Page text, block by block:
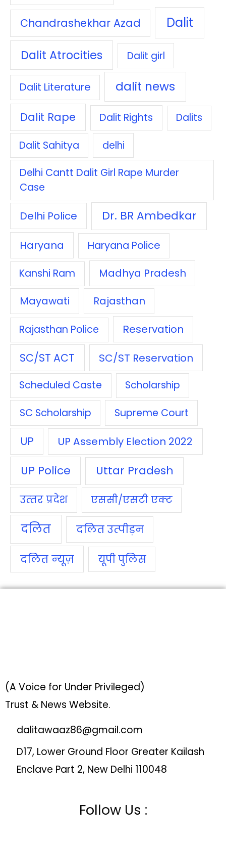
Chandrashekhar Azad Dalit
Dalit Atrocities Dalit girl
Dalit Literature dalit news
Dalit Rape Dalit Rights Dalits
Dalit Sahitya delhi
Delhi Cantt Dalit Girl Rape Murder
Case
Delhi Police Dr. BR Ambedkar
Haryana Haryana Police
Kanshi Ram
Madhya Pradesh
Mayawati
Rajasthan
Rajasthan Police Reservation
SC/ST ACT SC/ST Reservation
Scheduled Caste Scholarship
SC Scholarship Supreme Court
UP UP Assembly Election 2022
UP Police Uttar Pradesh
उत्‍तर प्रदेश एससी/एसटी एक्‍ट
दलित दलित उत्‍पीड़न
दलित न्‍यूज़ यूपी पुलिस
(A Voice for Under Privileged)
Trust & News Website.
dalitawaaz86@gmail.com
D17, Lower Ground Floor Greater Kailash
Enclave Part 2, New Delhi 110048
Follow Us :